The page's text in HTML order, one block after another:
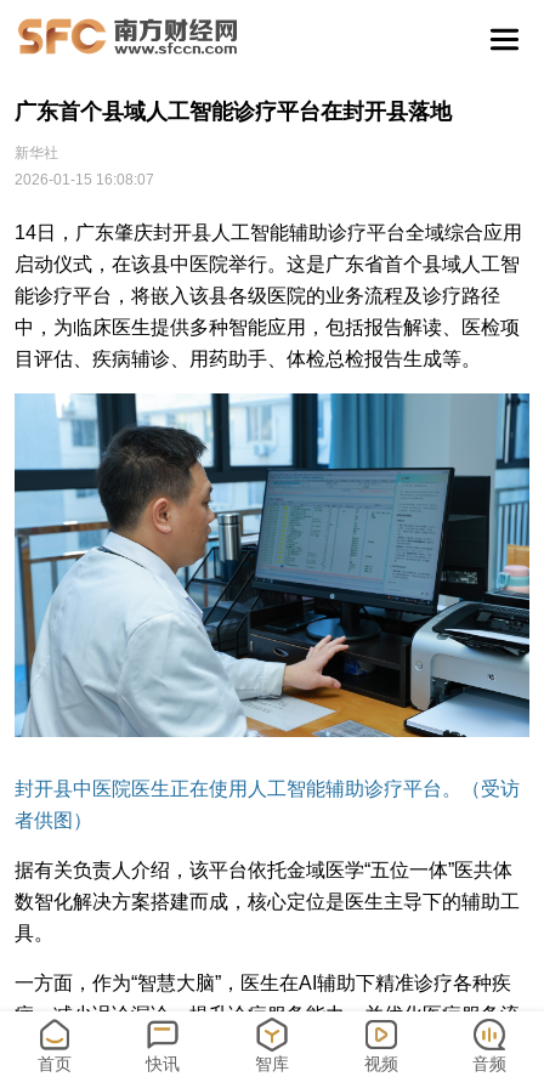
广东首个县域人工智能诊疗平台在封开县落地
新华社
2026-01-15 16:08:07
14日，广东肇庆封开县人工智能辅助诊疗平台全域综合应用
启动仪式，在该县中医院举行。这是广东省首个县域人工智
能诊疗平台，将嵌入该县各级医院的业务流程及诊疗路径
中，为临床医生提供多种智能应用，包括报告解读、医检项
目评估、疾病辅诊、用药助手、体检总检报告生成等。
封开县中医院医生正在使用人工智能辅助诊疗平台。（受访
者供图）
据有关负责人介绍，该平台依托金域医学“五位一体”医共体
数智化解决方案搭建而成，核心定位是医生主导下的辅助工
具。
一方面，作为“智慧大脑”，医生在AI辅助下精准诊疗各种疾
病，减少误诊漏诊，提升诊疗服务能力，并优化医疗服务流
程，快速确定诊疗方案，改善就医体验；让群众在基层就能
获得优质诊疗指导。
首页 快讯 智库 视频 音频